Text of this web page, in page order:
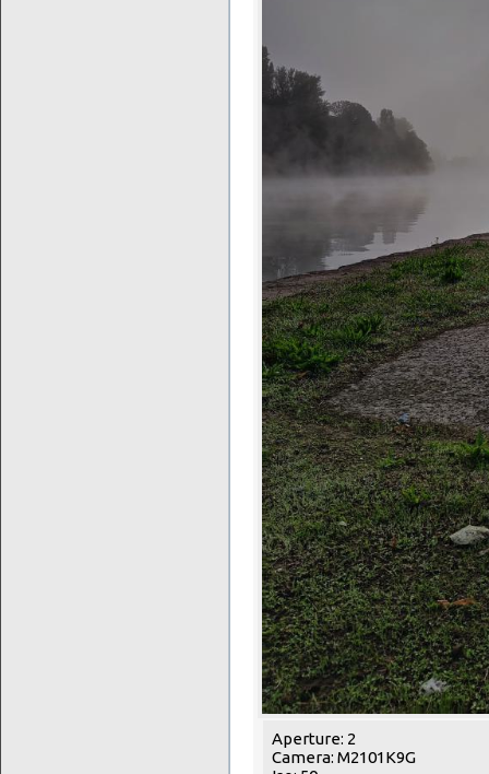
Aperture: 2
Camera: M2101K9G